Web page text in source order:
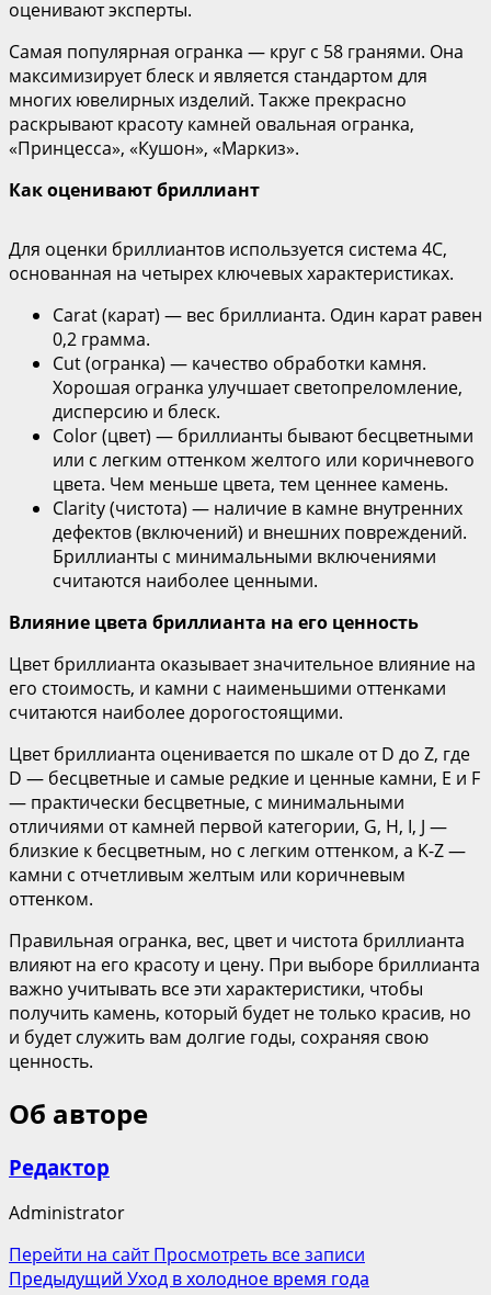
оценивают эксперты.
Самая популярная огранка — круг с 58 гранями. Она
максимизирует блеск и является стандартом для
многих ювелирных изделий. Также прекрасно
раскрывают красоту камней овальная огранка,
«Принцесса», «Кушон», «Маркиз».
Как оценивают бриллиант
Для оценки бриллиантов используется система 4C,
основанная на четырех ключевых характеристиках.
Carat (карат) — вес бриллианта. Один карат равен
0,2 грамма.
Cut (огранка) — качество обработки камня.
Хорошая огранка улучшает светопреломление,
дисперсию и блеск.
Color (цвет) — бриллианты бывают бесцветными
или с легким оттенком желтого или коричневого
цвета. Чем меньше цвета, тем ценнее камень.
Clarity (чистота) — наличие в камне внутренних
дефектов (включений) и внешних повреждений.
Бриллианты с минимальными включениями
считаются наиболее ценными.
Влияние цвета бриллианта на его ценность
Цвет бриллианта оказывает значительное влияние на
его стоимость, и камни с наименьшими оттенками
считаются наиболее дорогостоящими.
Цвет бриллианта оценивается по шкале от D до Z, где
D — бесцветные и самые редкие и ценные камни, E и F
— практически бесцветные, с минимальными
отличиями от камней первой категории, G, H, I, J —
близкие к бесцветным, но с легким оттенком, а K-Z —
камни с отчетливым желтым или коричневым
оттенком.
Правильная огранка, вес, цвет и чистота бриллианта
влияют на его красоту и цену. При выборе бриллианта
важно учитывать все эти характеристики, чтобы
получить камень, который будет не только красив, но
и будет служить вам долгие годы, сохраняя свою
ценность.
Об авторе
Редактор
Administrator
Перейти на сайтПросмотреть все записи
Навигация
Предыдущий Уход в холодное время года